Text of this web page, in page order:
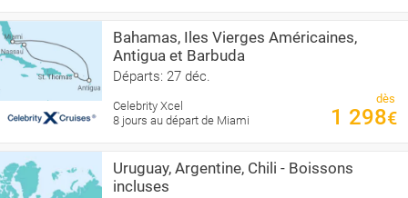
Bahamas, Iles Vierges Américaines,
Antigua et Barbuda
Départs: 27 déc.
Celebrity Xcel
8 jours au départ de Miami
dès
1 298€
Uruguay, Argentine, Chili - Boissons
incluses